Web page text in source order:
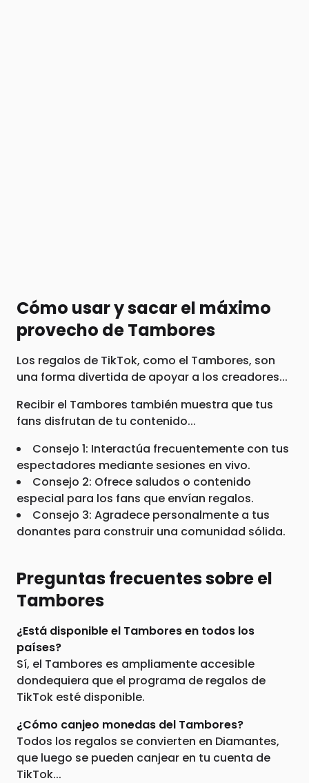
Cómo usar y sacar el máximo
provecho de Tambores
Los regalos de TikTok, como el Tambores, son
una forma divertida de apoyar a los creadores...
Recibir el Tambores también muestra que tus
fans disfrutan de tu contenido...
Consejo 1: Interactúa frecuentemente con tus
espectadores mediante sesiones en vivo.
Consejo 2: Ofrece saludos o contenido
especial para los fans que envían regalos.
Consejo 3: Agradece personalmente a tus
donantes para construir una comunidad sólida.
Preguntas frecuentes sobre el
Tambores
¿Está disponible el Tambores en todos los
países?
Sí, el Tambores es ampliamente accesible
dondequiera que el programa de regalos de
TikTok esté disponible.
¿Cómo canjeo monedas del Tambores?
Todos los regalos se convierten en Diamantes,
que luego se pueden canjear en tu cuenta de
TikTok...